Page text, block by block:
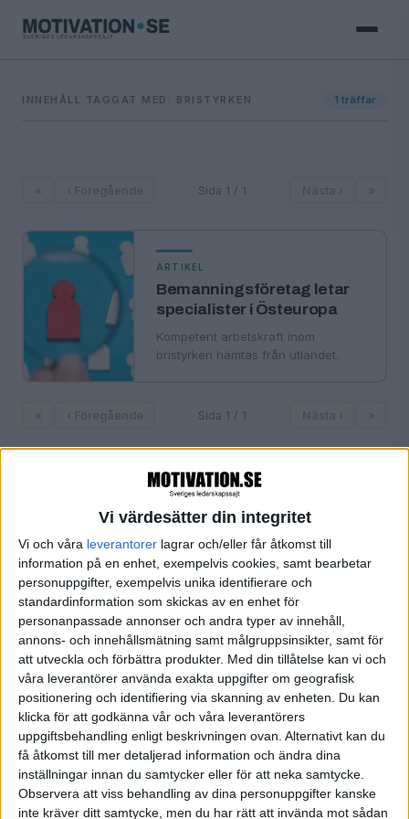
Vi värdesätter din integritet
Vi och våra leverantorer lagrar och/eller får åtkomst till
information på en enhet, exempelvis cookies, samt bearbetar
personuppgifter, exempelvis unika identifierare och
standardinformation som skickas av en enhet för
personanpassade annonser och andra typer av innehåll,
annons- och innehållsmätning samt målgruppsinsikter, samt för
att utveckla och förbättra produkter. Med din tillåtelse kan vi och
våra leverantörer använda exakta uppgifter om geografisk
positionering och identifiering via skanning av enheten. Du kan
klicka för att godkänna vår och våra leverantörers
uppgiftsbehandling enligt beskrivningen ovan. Alternativt kan du
få åtkomst till mer detaljerad information och ändra dina
inställningar innan du samtycker eller för att neka samtycke.
Observera att viss behandling av dina personuppgifter kanske
inte kräver ditt samtycke, men du har rätt att invända mot sådan
INNEHÅLL TAGGAT MED: BRISTYRKEN 1 träffar
Sida 1 / 1
ARTIKEL
Bemanningsföretag letar
specialister i Östeuropa
Kompetent arbetskraft inom
bristyrken hämtas från utlandet.
Sida 1 / 1
FORMAT
Alla
Bloggar
Citat
Podcasts
Videos
Utbildningar / Events
Samling